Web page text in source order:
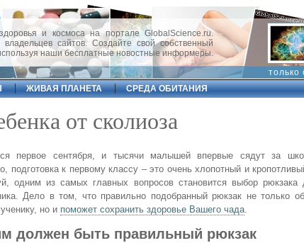
и космоса на портале GlobalScience.ru.
сайтов. Создайте свой собственный
наши бесплатные новостные информеры.
только
ЖИВАЯ ПЛАНЕТА СРЕДА ОБИТАНИЯ
от сколиоза
первое сентября, и тысячи малышей впервые сядут за
подготовка к первому классу – это очень хлопотный и
одним из самых главных вопросов становится выбор рюкзака
Дело в том, что правильно подобранный рюкзак не только
но и поможет сохранить здоровье Вашего чада.
должен быть правильный рюкзак